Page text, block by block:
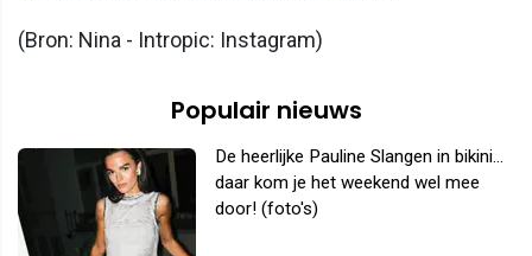
(Bron: Nina - Intropic: Instagram)
Populair nieuws
De heerlijke Pauline Slangen in bikini...
daar kom je het weekend wel mee
door! (foto's)